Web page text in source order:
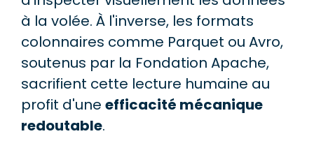
à la volée. À l'inverse, les formats
colonnaires comme Parquet ou Avro,
soutenus par la Fondation Apache,
sacrifient cette lecture humaine au
profit d'une efficacité mécanique
redoutable.